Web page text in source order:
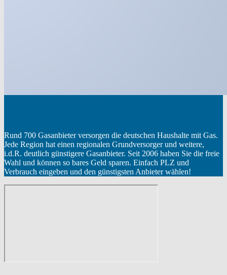
Rund 700 Gasanbieter versorgen die deutschen Haushalte mit Gas.
Jede Region hat einen regionalen Grundversorger und weitere,
i.d.R. deutlich günstigere Gasanbieter. Seit 2006 haben Sie die freie
Wahl und können so bares Geld sparen. Einfach PLZ und
Verbrauch eingeben und den günstigsten Anbieter wählen!